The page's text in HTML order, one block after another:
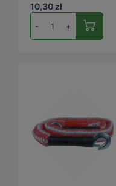
10,30 zł
- +